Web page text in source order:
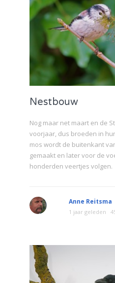
Nestbouw
Nog maar net maart en de
voorjaar, dus broeden in
mos wordt de buitenkant
gemaakt en later voor de
honderden veertjes volgen.
Anne Reitsma
1 jaar geleden